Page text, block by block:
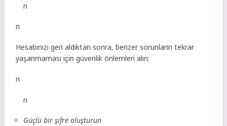
n
n
Hesabınızı geri aldıktan sonra, benzer sorunların tekrar
yaşanmaması için güvenlik önlemleri alın:
n
n
Güçlü bir şifre oluşturun